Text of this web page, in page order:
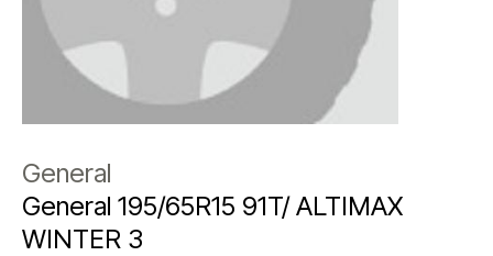
General
General 195/65R15 91T/ ALTIMAX
WINTER 3